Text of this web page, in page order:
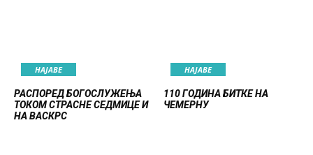
НАЈАВE
РАСПОРЕД БОГОСЛУЖЕЊА
ТОКОМ СТРАСНЕ СЕДМИЦЕ И
НА ВАСКРС
НАЈАВE
110 ГОДИНА БИТКЕ НА
ЧЕМЕРНУ